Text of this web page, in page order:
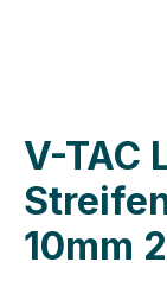
V-TAC
10mm